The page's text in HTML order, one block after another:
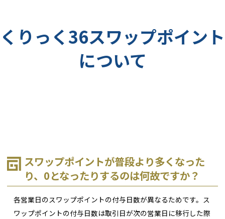
くりっく36スワップポイント
について
スワップポイントが普段より多くなった
り、0となったりするのは何故ですか？
各営業日のスワップポイントの付与日数が異なるためです。ス
ワップポイントの付与日数は取引日が次の営業日に移行した際